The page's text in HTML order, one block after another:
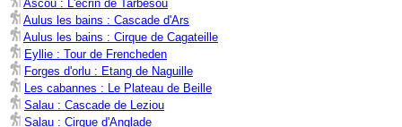
Ascou : L'écrin de Tarbésou
Aulus les bains : Cascade d'Ars
Aulus les bains : Cirque de Cagateille
Eyllie : Tour de Frencheden
Forges d'orlu : Etang de Naguille
Les cabannes : Le Plateau de Beille
Salau : Cascade de Leziou
Salau : Cirque d'Anglade